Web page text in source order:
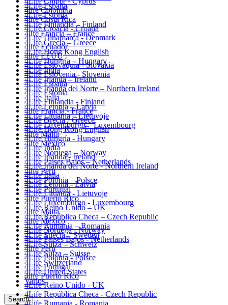
4Life España
4Life Estonia
4Life Finlandia – Finland
4life Francia – France
4Life Grecia – Greece
4Life Hong Kong English
4Life Hungría – Hungary
4Life India
4Life Irlanda – Ireland
4Life Irlanda del Norte – Northern Ireland
4Life Italia
4Life Letonia – Latvia
4Life Lituania – Lietuvoje
4Life Luxemburgo – Luxembourg
4life Malta
4life México
4Life Noruega – Norway
4Life Paises Bajos – Netherlands
4life Perú
4Life Polonia – Polsce
4Life Portugal
4life Puerto Rico
4Life Reino Unido – UK
4Life República Checa – Czech Republic
4Life Rumania – Romania
4Life Suecia – Sweden
4Life Suiza – Schweiz
4Life Suiza – Suisse
4Life Switzerland
4Life United States
Varios
Search
4life Colombia
4life Costa Rica
4Life Croacia - Croatia
4Life Dinamarca - Denmark
4life Ecuador
4life EEUU
4Life Eslovaquia - Slovakia
4Life Eslovenia - Slovenia
4Life España
4Life Estonia
4Life Finlandia - Finland
4life Francia - France
4Life Grecia - Greece
4Life Hong Kong English
4Life Hungría - Hungary
4Life India
4Life Irlanda - Ireland
4Life Irlanda del Norte - Northern Ireland
4Life Italia
4Life Letonia - Latvia
4Life Lituania - Lietuvoje
4Life Luxemburgo - Luxembourg
4life Malta
4life México
4Life Noruega - Norway
4Life Paises Bajos - Netherlands
4life Perú
4Life Polonia - Polsce
4Life Portugal
4life Puerto Rico
4Life Reino Unido - UK
4Life República Checa - Czech Republic
4Life Rumania - Romania